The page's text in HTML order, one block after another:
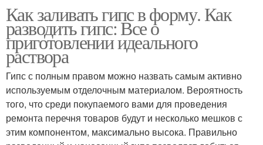
Как заливать гипс в форму. Как
разводить гипс: Все о
приготовлении идеального
раствора
Гипс с полным правом можно назвать самым активно
используемым отделочным материалом. Вероятность
того, что среди покупаемого вами для проведения
ремонта перечня товаров будут и несколько мешков с
этим компонентом, максимально высока. Правильно